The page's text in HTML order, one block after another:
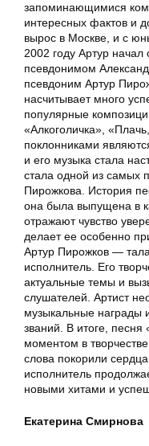
запоминающимися
интересных фактов и
вырос в Москве, и с
2002 году Артур
псевдонимом
псевдоним Артур
насчитывает много
популярные
«Алкоголичка»,
поклонниками
и его музыка стала
стала одной из самых
Пирожкова. История
она была выпущена в
отражают чувство
делает ее особенно
Артур Пирожков —
исполнитель. Его
актуальные темы и
слушателей. Артист
музыкальные награды
званий. В итоге,
моментом в
слова покорили
исполнитель
новыми хитами и
Екатерина Смирнова